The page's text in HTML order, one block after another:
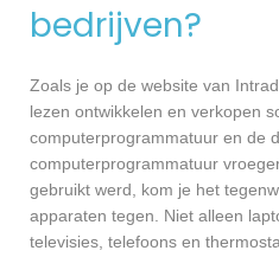
bedrijven?
Zoals je op de website van
lezen ontwikkelen en verkopen
computerprogrammatuur en de
computerprogrammatuur
gebruikt werd, kom je het
apparaten tegen. Niet alleen
televisies, telefoons en